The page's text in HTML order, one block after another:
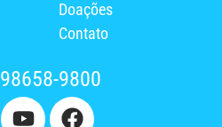
Doações
Contato
98658-9800
Y
F